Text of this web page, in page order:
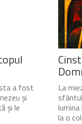
a fost
și
și le
La
la o